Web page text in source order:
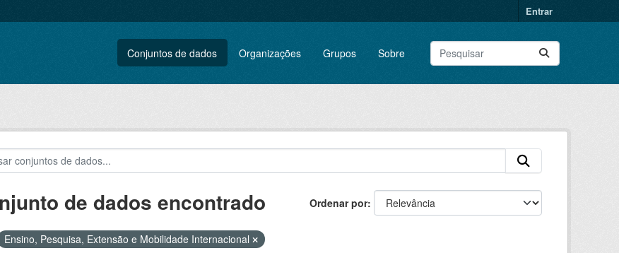
Entrar
Conjuntos de dados Organizações Grupos Sobre
Ordenar por
de dados encontrado
Ensino, Pesquisa, Extensão e Mobilidade Internacional